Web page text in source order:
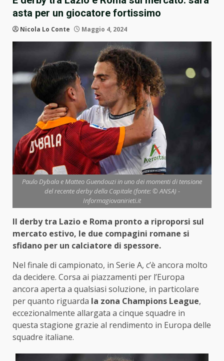
asta per un giocatore fortissimo
Nicola Lo Conte Maggio 4, 2024
Paulo Dybala e Matteo Guendouzi in uno dei momenti di tensione
del recente derby della Capitale (fonte: © ANSA) -
Informagiovanirieti.it
Il derby tra Lazio e Roma pronto a riproporsi sul
mercato estivo, le due compagini romane si
sfidano per un calciatore di spessore.
Nel finale di campionato, in Serie A, c’è ancora molto
da decidere. Corsa ai piazzamenti per l’Europa
ancora aperta a qualsiasi soluzione, in particolare
per quanto riguarda la zona Champions League,
eccezionalmente allargata a cinque squadre in
questa stagione grazie al rendimento in Europa delle
squadre italiane.